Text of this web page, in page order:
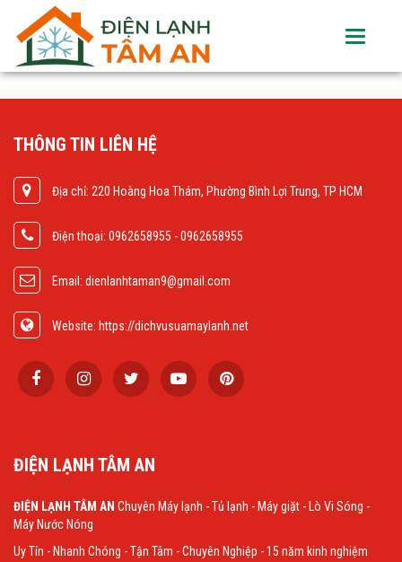
Toggle
THÔNG TIN LIÊN HỆ
Địa chỉ: 220 Hoàng Hoa Thám, Phường Bình Lợi Trung, TP HCM
Điện thoại: 0962658955 - 0962658955
Email: dienlanhtaman9@gmail.com
Website: https://dichvusuamaylanh.net
ĐIỆN LẠNH TÂM AN
ĐIỆN LẠNH TÂM AN Chuyên Máy lạnh - Tủ lạnh - Máy giặt - Lò Vi Sóng -
Máy Nước Nóng
Uy Tín - Nhanh Chóng - Tận Tâm - Chuyên Nghiệp - 15 năm kinh nghiệm